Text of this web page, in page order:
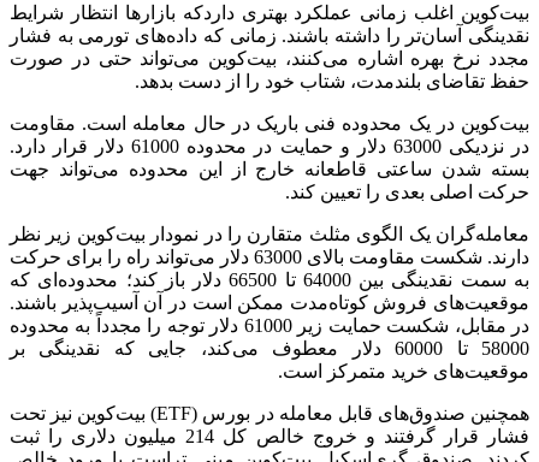
بیت‌کوین اغلب زمانی عملکرد بهتری داردکه بازارها انتظار شرایط
نقدینگی آسان‌تر را داشته باشند. زمانی که داده‌های تورمی به فشار
مجدد نرخ بهره اشاره می‌کنند، بیت‌کوین می‌تواند حتی در صورت
حفظ تقاضای بلندمدت، شتاب خود را از دست بدهد.
بیت‌کوین در یک محدوده فنی باریک در حال معامله است. مقاومت
در نزدیکی 63000 دلار و حمایت در محدوده 61000 دلار قرار دارد.
بسته شدن ساعتی قاطعانه خارج از این محدوده می‌تواند جهت
حرکت اصلی بعدی را تعیین کند.
معامله‌گران یک الگوی مثلث متقارن را در نمودار بیت‌کوین زیر نظر
دارند. شکست مقاومت بالای 63000 دلار می‌تواند راه را برای حرکت
به سمت نقدینگی بین 64000 تا 66500 دلار باز کند؛ محدوده‌ای که
موقعیت‌های فروش کوتاه‌مدت ممکن است در آن آسیب‌پذیر باشند.
در مقابل، شکست حمایت زیر 61000 دلار توجه را مجدداً به محدوده
58000 تا 60000 دلار معطوف می‌کند، جایی که نقدینگی بر
موقعیت‌های خرید متمرکز است.
همچنین صندوق‌های قابل معامله در بورس (ETF) بیت‌کوین نیز تحت
فشار قرار گرفتند و خروج خالص کل 214 میلیون دلاری را ثبت